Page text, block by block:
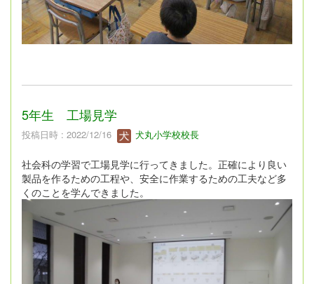
5年生 工場見学
投稿日時 : 2022/12/16 犬丸小学校校長
社会科の学習で工場見学に行ってきました。正確により良い
製品を作るための工程や、安全に作業するための工夫など多
くのことを学んできました。